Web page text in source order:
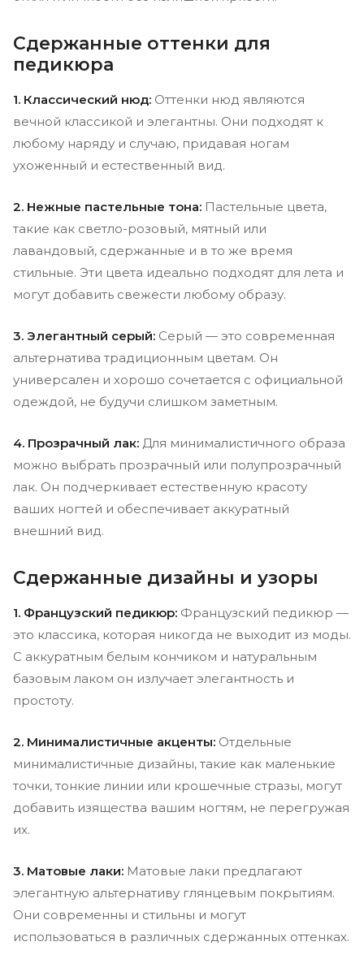
Сдержанные оттенки для
педикюра
1. Классический нюд: Оттенки нюд являются
вечной классикой и элегантны. Они подходят к
любому наряду и случаю, придавая ногам
ухоженный и естественный вид.
2. Нежные пастельные тона: Пастельные цвета,
такие как светло-розовый, мятный или
лавандовый, сдержанные и в то же время
стильные. Эти цвета идеально подходят для лета и
могут добавить свежести любому образу.
3. Элегантный серый: Серый — это современная
альтернатива традиционным цветам. Он
универсален и хорошо сочетается с официальной
одеждой, не будучи слишком заметным.
4. Прозрачный лак: Для минималистичного образа
можно выбрать прозрачный или полупрозрачный
лак. Он подчеркивает естественную красоту
ваших ногтей и обеспечивает аккуратный
внешний вид.
Сдержанные дизайны и узоры
1. Французский педикюр: Французский педикюр —
это классика, которая никогда не выходит из моды.
С аккуратным белым кончиком и натуральным
базовым лаком он излучает элегантность и
простоту.
2. Минималистичные акценты: Отдельные
минималистичные дизайны, такие как маленькие
точки, тонкие линии или крошечные стразы, могут
добавить изящества вашим ногтям, не перегружая
их.
3. Матовые лаки: Матовые лаки предлагают
элегантную альтернативу глянцевым покрытиям.
Они современны и стильны и могут
использоваться в различных сдержанных оттенках.